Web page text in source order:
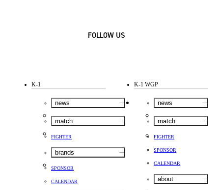
FOLLOW US
K-1
news
match
FIGHTER
brands
SPONSOR
CALENDAR
K-1 WGP
news
match
FIGHTER
SPONSOR
CALENDAR
about